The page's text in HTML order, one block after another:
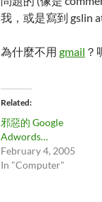
我，或是寫到 gslin
為什麼不用 gmail ？
Related
邪惡的 Google
Adwords…
February 4, 2005
In "Computer"